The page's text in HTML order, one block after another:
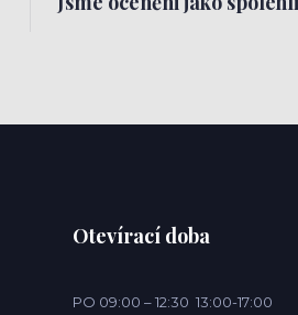
Otevírací doba
PO 09:00 – 12:30 13:00-17:00